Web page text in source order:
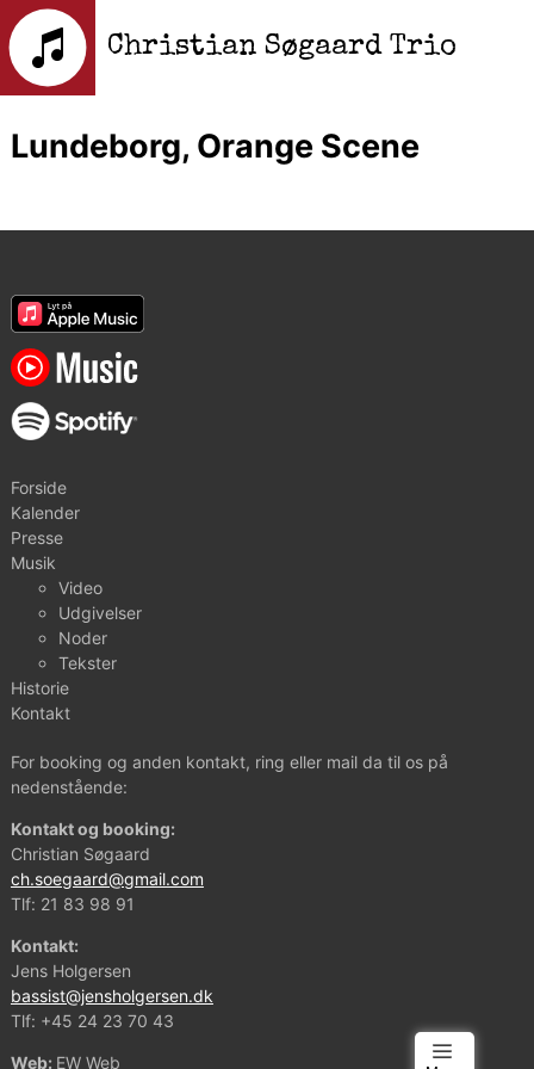
Christian Søgaard Trio
Lundeborg, Orange Scene
Forside
Kalender
Presse
Musik
Video
Udgivelser
Noder
Tekster
Historie
Kontakt
For booking og anden kontakt, ring eller mail da til os på
nedenstående:
Kontakt og booking:
Christian Søgaard
ch.soegaard@gmail.com
Tlf: 21 83 98 91
Kontakt:
Jens Holgersen
bassist@jensholgersen.dk
Tlf: +45 24 23 70 43
Web: EW Web